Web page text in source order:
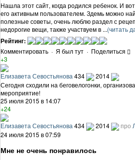
Нашла этот сайт, когда родился ребенок. И
его активным пользователем. Здемь можно
полезные советы, очень люблю раздел с
недорогие вещи, также участвуем в ...(читать
Рейтинг:
Комментировать · Я был тут · Поделиться
+3
Елизавета Севостьянова 434
2014
Сегодня сходили на беговелогонки,
мероприятие!
25 июля 2015 в 14:07
+24
Елизавета Севостьянова 434 2014 про
24 июля 2015 в 07:59
Мне не очень понравилось